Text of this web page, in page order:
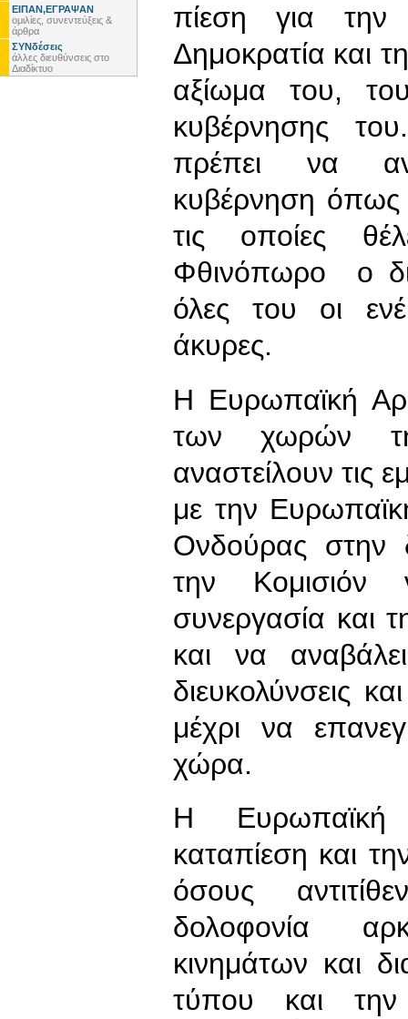
ΕΙΠΑΝ,ΕΓΡΑΨΑΝ
ομιλίες, συνεντεύξεις &
άρθρα
ΣΥΝδέσεις
άλλες διευθύνσεις στο
Διαδίκτυο
πίεση για
Δημοκρατία και
αξίωμα του,
κυβέρνησης
πρέπει να
κυβέρνηση όπως
τις οποίες
Φθινόπωρο ο
όλες του οι
άκυρες.
Η Ευρωπαϊκή
των χωρών
αναστείλουν τις
με την
Ονδούρας στην
την Κομισιόν
συνεργασία και
και να
διευκολύνσεις
μέχρι να
χώρα.
Η Ευρωπαϊκή
καταπίεση και
όσους
δολοφονία
κινημάτων και
τύπου και